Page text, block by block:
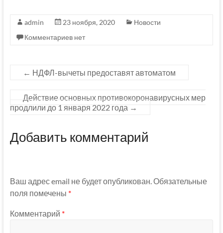
admin 23 ноября, 2020
Новости
Комментариев нет
← НДФЛ-вычеты предоставят автоматом
Действие основных противокоронавирусных мер
продлили до 1 января 2022 года →
Добавить комментарий
Ваш адрес email не будет опубликован. Обязательные
поля помечены *
Комментарий *